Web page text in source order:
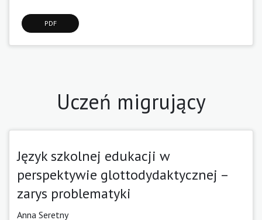
PDF
Uczeń migrujący
Język szkolnej edukacji w
perspektywie glottodydaktycznej –
zarys problematyki
Anna Seretny